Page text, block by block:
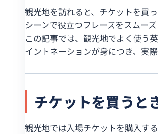
観光地を訪れると、チケットを買
シーンで役立つフレーズをスムー
この記事では、観光地でよく使う
イントネーションが身につき、実
チケットを買うと
観光地では入場チケットを購入す